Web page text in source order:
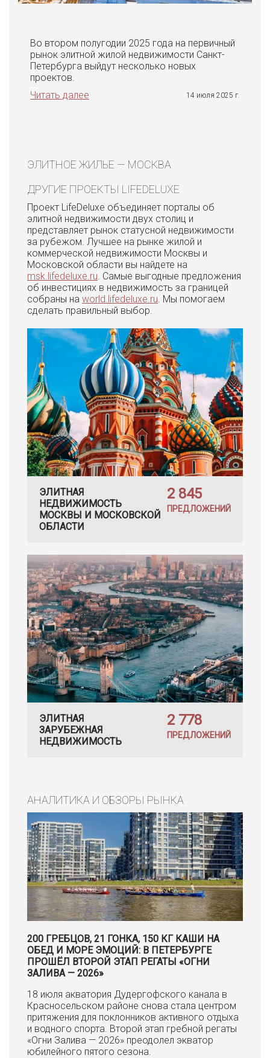
Во втором полугодии 2025 года на первичный
рынок элитной жилой недвижимости Санкт-
Петербурга выйдут несколько новых
проектов.
Читать далее
14 июля 2025 г.
ЭЛИТНОЕ ЖИЛЬЕ — МОСКВА
ДРУГИЕ ПРОЕКТЫ LIFEDELUXE
Проект LifeDeluxe объединяет порталы об
элитной недвижимости двух столиц и
представляет рынок статусной недвижимости
за рубежом. Лучшее на рынке жилой и
коммерческой недвижимости Москвы и
Московской области вы найдете на
msk.lifedeluxe.ru . Самые выгодные предложения
об инвестициях в недвижимость за границей
собраны на world.lifedeluxe.ru . Мы помогаем
сделать правильный выбор.
ЭЛИТНАЯ
НЕДВИЖИМОСТЬ
МОСКВЫ И МОСКОВСКОЙ
ОБЛАСТИ
2 845
ПРЕДЛОЖЕНИЙ
ЭЛИТНАЯ
ЗАРУБЕЖНАЯ
НЕДВИЖИМОСТЬ
2 778
ПРЕДЛОЖЕНИЙ
АНАЛИТИКА И ОБЗОРЫ РЫНКА
200 ГРЕБЦОВ, 21 ГОНКА, 150 КГ КАШИ НА
ОБЕД И МОРЕ ЭМОЦИЙ: В ПЕТЕРБУРГЕ
ПРОШЁЛ ВТОРОЙ ЭТАП РЕГАТЫ «ОГНИ
ЗАЛИВА — 2026»
18 июля акватория Дудергофского канала в
Красносельском районе снова стала центром
притяжения для поклонников активного отдыха
и водного спорта. Второй этап гребной регаты
«Огни Залива — 2026» преодолел экватор
юбилейного пятого сезона.